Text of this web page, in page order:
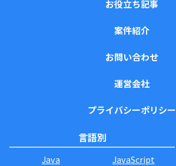
お役立ち記事
案件紹介
お問い合わせ
運営会社
プライバシーポリシー
言語別
Java
JavaScript